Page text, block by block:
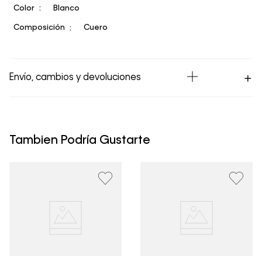
Color Blanco
Composición Cuero
Envío, cambios y devoluciones
hábiles para envíos a provincia. Envíos gratis en Lima
procesará desde el día hábil siguiente. Por higiene y
aceptamos devoluciones en ropa interior y trajes de
Tambien Podría Gustarte